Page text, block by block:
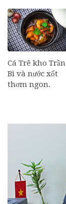
Cá Trê kho Trần
Bì và nước xốt
thơm ngon.